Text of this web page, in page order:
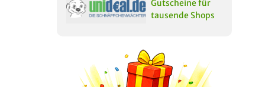
Gutscheine für
tausende Shops